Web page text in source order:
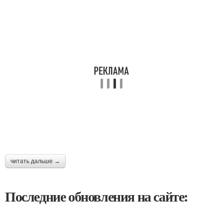
читать дальше →
Последние обновления на сайте: